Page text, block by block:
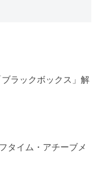
ラックボックス」解
タイム・アチーブメ